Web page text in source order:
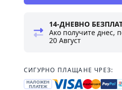
14-ДНЕВНО
Ако получите днес,
20 Август
СИГУРНО ПЛАЩАНЕ ЧРЕЗ:
НАЛОЖЕН
ПЛАТЕЖ